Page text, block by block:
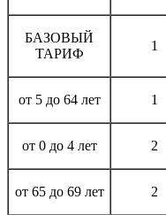
БАЗОВЫЙ
ТАРИФ
1
от 5 до 64 лет 1
от 0 до 4 лет 2
от 65 до 69 лет 2